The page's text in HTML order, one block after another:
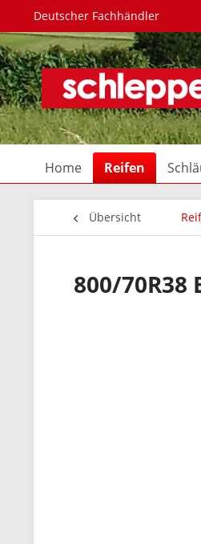
Deutscher Fachhändler
Home Reifen
Übersicht
800/70R38